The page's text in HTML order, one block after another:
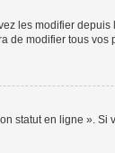
les modifier
de modifier tous vos
statut en ligne ».